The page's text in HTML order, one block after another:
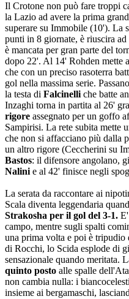
Il Crotone non può fare troppi
la Lazio ad avere la prima
superare su Immobile (10'). La
punti in 8 giornate, è riuscira
è mancata per gran parte del
dopo 22'. Al 14' Rohden mette
che con un preciso rasoterra
gol nella massima serie.
la testa di Falcinelli che batte
Inzaghi torna in partita al 26'
rigore assegnato per un goffo
Sampirisi. La rete subita mette
che non si affacciano più dalla
un altro rigore (Ceccherini su
Bastos: il difensore angolano,
Nalini e al 42' finisce negli
La serata da raccontare ai
Scala diventa leggendaria
Strakosha per il gol del 3-1.
campo, mentre sugli spalti
una prima volta e poi è
di Rocchi, lo Scida esplode di
sensazionale quando meritata.
quinto posto alle spalle
non cambia nulla: i
insieme ai bergamaschi,